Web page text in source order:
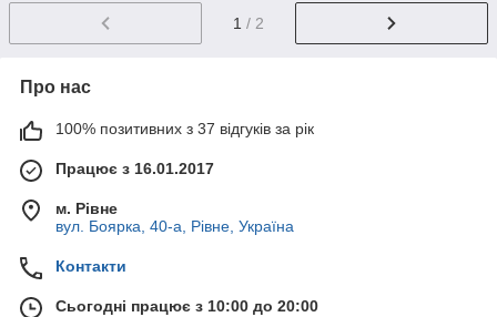
1 / 2
Про нас
100% позитивних з 37 відгуків за рік
Працює з 16.01.2017
м. Рівне
вул. Боярка, 40-а, Рівне, Україна
Контакти
Сьогодні працює з 10:00 до 20:00